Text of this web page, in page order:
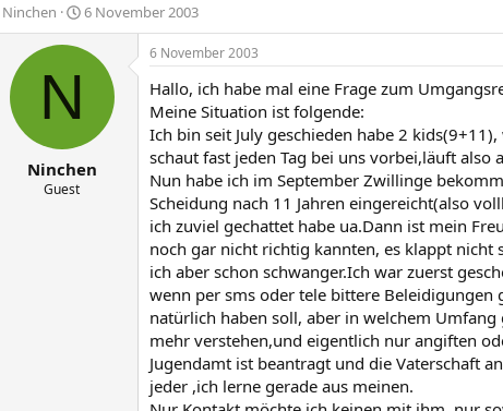
E
r
Ninchen
E
r
s
t
a
6 November 2003
N
Ninchen
Guest
6 November 2003
Hallo, ich habe mal eine Frage zum
Meine Situation ist folgende:
Ich bin seit July geschieden habe 2
schaut fast jeden Tag bei uns vorbei,läuft also
Nun habe ich im September Zwillinge
Scheidung nach 11 Jahren eingereicht(also
ich zuviel gechattet habe ua.Dann ist mein
noch gar nicht richtig kannten, es klappt nicht
ich aber schon schwanger.Ich war zuerst
wenn per sms oder tele bittere Beleidigungen
natürlich haben soll, aber in welchem
mehr verstehen,und eigentlich nur angiften
Jugendamt ist beantragt und die Vaterschaft
jeder ,ich lerne gerade aus meinen.